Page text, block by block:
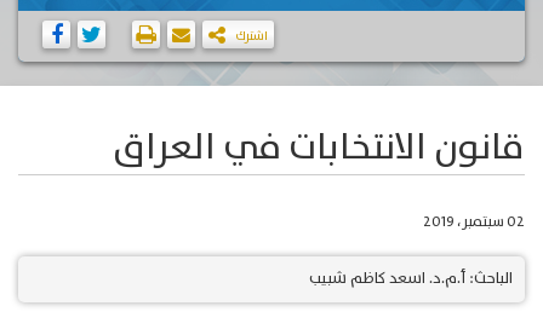
اشترك
قانون الانتخابات في العراق
02 سبتمبر، 2019
الباحث: أ.م.د. اسعد كاظم شبيب